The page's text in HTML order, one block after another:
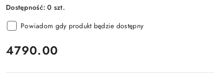
Dostępność:0 szt.
Powiadom gdy produkt będzie dostępny
cena:
4790.00